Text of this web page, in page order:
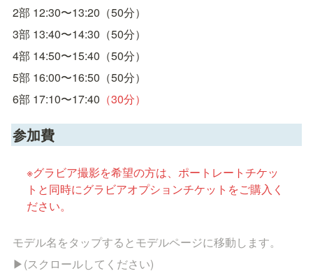
2部 12:30〜13:20（50分）
3部 13:40〜14:30（50分）
4部 14:50〜15:40（50分）
5部 16:00〜16:50（50分）
6部 17:10〜17:40 （30分）
参加費
※グラビア撮影を希望の方は、ポートレートチケッ
トと同時にグラビアオプションチケットをご購入く
ださい。
モデル名をタップするとモデルページに移動します。
▶︎(スクロールしてください)